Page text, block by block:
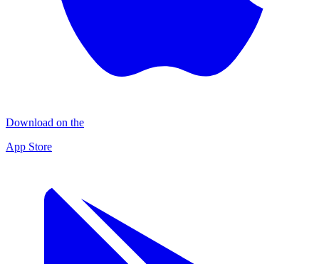
Download on the
App Store